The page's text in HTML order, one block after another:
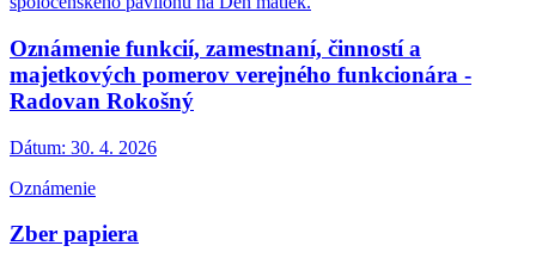
Oznámenie funkcií, zamestnaní, činností a
majetkových pomerov verejného funkcionára -
Radovan Rokošný
Dátum: 30. 4. 2026
Oznámenie
Zber papiera